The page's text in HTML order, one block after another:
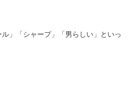
」「シャープ」「男らしい」といっ